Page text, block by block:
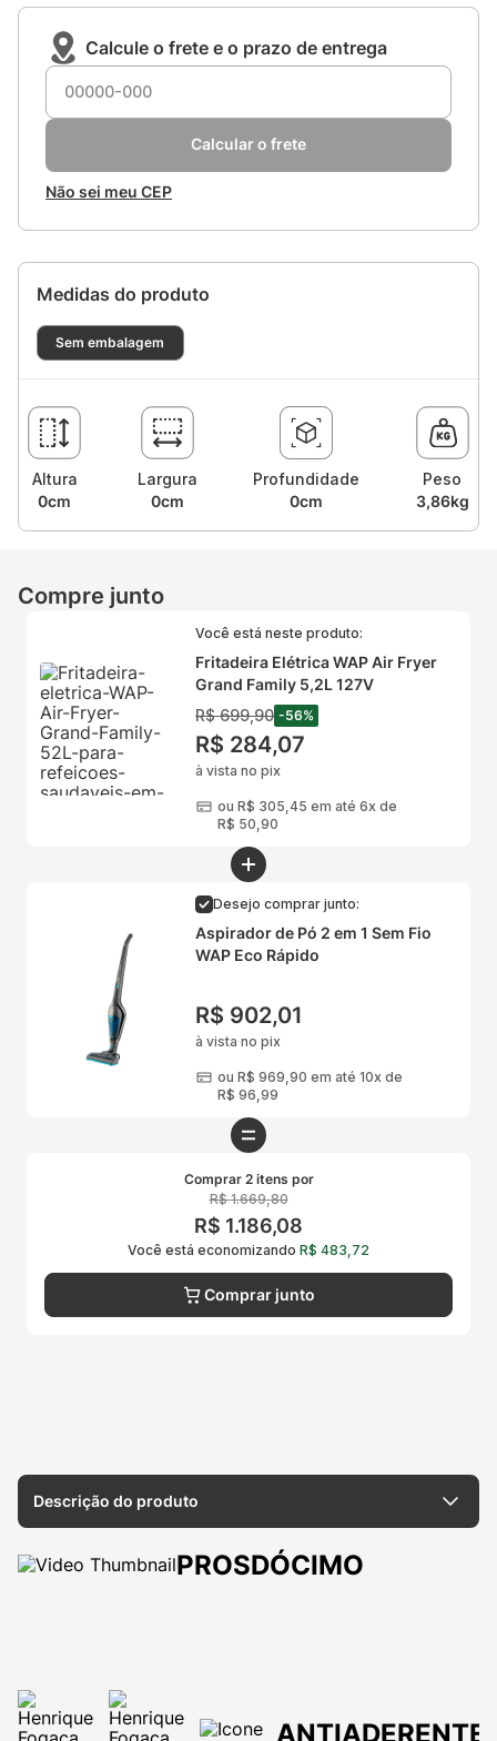
Calcule o frete e o prazo de entrega
Calcular o frete
Não sei meu CEP
Medidas do produto
Sem embalagem
Altura
0cm
Largura
0cm
Profundidade
0cm
Peso
3,86kg
Compre junto
Você está neste produto:
Fritadeira Elétrica WAP Air Fryer
Grand Family 5,2L 127V
R$ 699,90 -56%
R$ 284,07
à vista no pix
ou R$ 305 45 em até 6x de
R$ 50 90
Desejo comprar junto:
Aspirador de Pó 2 em 1 Sem Fio
WAP Eco Rápido
R$ 902,01
à vista no pix
ou R$ 969 90 em até 10x de
R$ 96 99
Comprar 2 itens por
R$ 1.669,80
R$ 1.186,08
Você está economizando R$ 483 72
Comprar junto
Descrição do produto
PROSDÓCIMO
ANTIADERENTE